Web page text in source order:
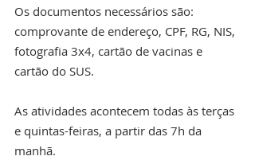
Os documentos necessários são:
comprovante de endereço, CPF, RG, NIS,
fotografia 3x4, cartão de vacinas e
cartão do SUS.
As atividades acontecem todas às terças
e quintas-feiras, a partir das 7h da
manhã.